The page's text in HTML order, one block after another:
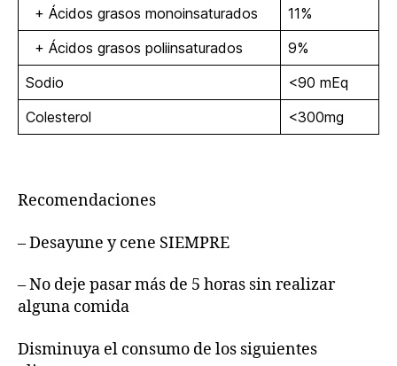
+ Ácidos grasos monoinsaturados
11%
+ Ácidos grasos poliinsaturados
9%
Sodio
<90 mEq
Colesterol
<300mg
Recomendaciones
– Desayune y cene SIEMPRE
– No deje pasar más de 5 horas sin realizar
alguna comida
Disminuya el consumo de los siguientes